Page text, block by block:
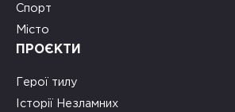
Спорт
Місто
ПРОЄКТИ
Герої тилу
Історії Незламних